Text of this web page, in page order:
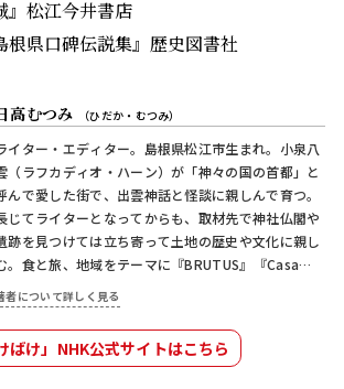
』松江今井書店
根県口碑伝説集』歴史図書社
高むつみ （ひだか・むつみ）
イター・エディター。島根県松江市生まれ。小泉八
（ラフカディオ・ハーン）が「神々の国の首都」と
んで愛した街で、出雲神話と怪談に親しんで育つ。
じてライターとなってからも、取材先で神社仏閣や
跡を見つけては立ち寄って土地の歴史や文化に親し
。食と旅、地域をテーマに『BRUTUS』『Casa
』『Hanako』などの雑誌やWEB媒体で執
。
者について詳しく見る
ばけ」NHK公式サイトはこちら